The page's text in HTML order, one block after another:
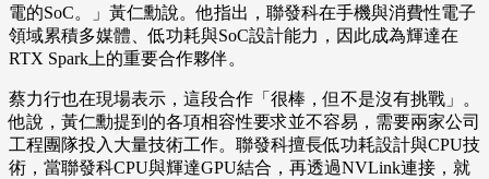
電的SoC。」黃仁勳說。他指出，聯發科在手機與消費性電子
領域累積多媒體、低功耗與SoC設計能力，因此成為輝達在
RTX Spark上的重要合作夥伴。
蔡力行也在現場表示，這段合作「很棒，但不是沒有挑戰」。
他說，黃仁勳提到的各項相容性要求並不容易，需要兩家公司
工程團隊投入大量技術工作。聯發科擅長低功耗設計與CPU技
術，當聯發科CPU與輝達GPU結合，再透過NVLink連接，就